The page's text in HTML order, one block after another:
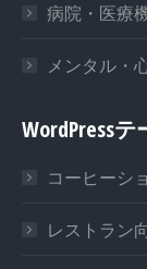
病院・医療
メンタル・
WordPressテ
コーヒーシ
レストラン